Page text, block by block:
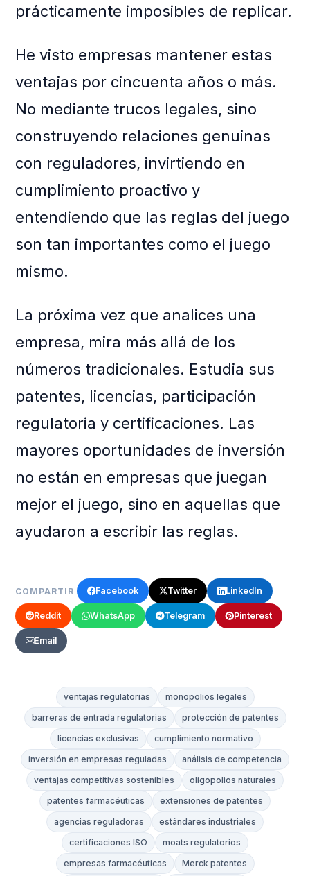
prácticamente imposibles de replicar.
He visto empresas mantener estas
ventajas por cincuenta años o más.
No mediante trucos legales, sino
construyendo relaciones genuinas
con reguladores, invirtiendo en
cumplimiento proactivo y
entendiendo que las reglas del juego
son tan importantes como el juego
mismo.
La próxima vez que analices una
empresa, mira más allá de los
números tradicionales. Estudia sus
patentes, licencias, participación
regulatoria y certificaciones. Las
mayores oportunidades de inversión
no están en empresas que juegan
mejor el juego, sino en aquellas que
ayudaron a escribir las reglas.
COMPARTIR Facebook Twitter LinkedIn
Reddit WhatsApp Telegram Pinterest
Email
ventajas regulatorias
monopolios legales
barreras de entrada regulatorias
protección de patentes
licencias exclusivas
cumplimiento normativo
inversión en empresas reguladas
análisis de competencia
ventajas competitivas sostenibles
oligopolios naturales
patentes farmacéuticas
extensiones de patentes
agencias reguladoras
estándares industriales
certificaciones ISO
moats regulatorios
empresas farmacéuticas
Merck patentes